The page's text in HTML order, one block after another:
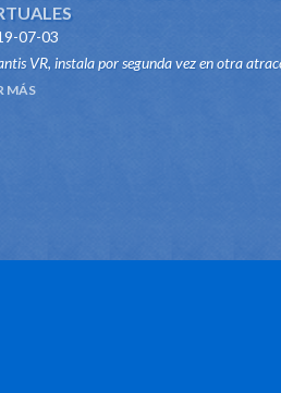
07-03
VR, instala por segunda vez en otra
Dark Ride, su sistema "VR RIDES".
MÁS